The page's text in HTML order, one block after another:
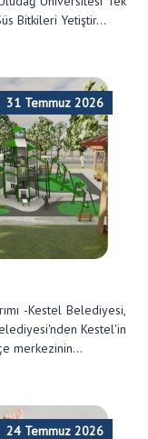
Bitkileri Yetiştir...
31 Temmuz 2026
-Kestel Belediyesi,
Kestel'in
merkezinin...
24 Temmuz 2026